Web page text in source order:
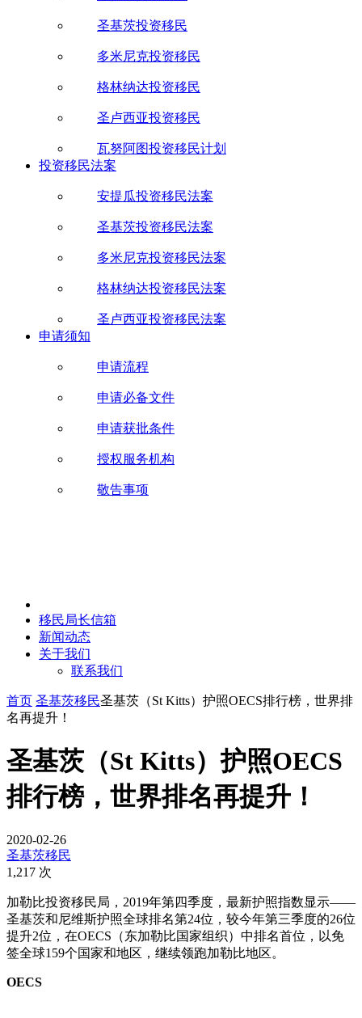
圣基茨投资移民
多米尼克投资移民
格林纳达投资移民
圣卢西亚投资移民
瓦努阿图投资移民计划
投资移民法案
安提瓜投资移民法案
圣基茨投资移民法案
多米尼克投资移民法案
格林纳达投资移民法案
圣卢西亚投资移民法案
申请须知
申请流程
申请必备文件
申请获批条件
授权服务机构
敬告事项
移民局长信箱
新闻动态
关于我们
联系我们
首页 圣基茨移民圣基茨（St Kitts）护照OECS排行榜，世界排
名再提升！
圣基茨（St Kitts）护照OECS
排行榜，世界排名再提升！
2020-02-26
圣基茨移民
1,217 次
加勒比投资移民局，2019年第四季度，最新护照指数显示——
圣基茨和尼维斯护照全球排名第24位，较今年第三季度的26位
提升2位，在OECS（东加勒比国家组织）中排名首位，以免
签全球159个国家和地区，继续领跑加勒比地区。
OECS